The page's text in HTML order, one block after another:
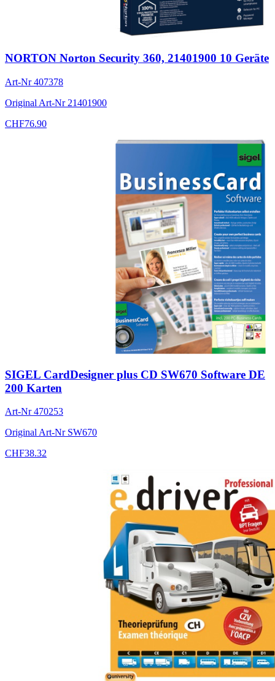
NORTON Norton Security 360, 21401900 10 Geräte
Art-Nr407378
Original Art-Nr 21401900
CHF76.90
SIGEL CardDesigner plus CD SW670 Software DE
200 Karten
Art-Nr470253
Original Art-Nr SW670
CHF38.32